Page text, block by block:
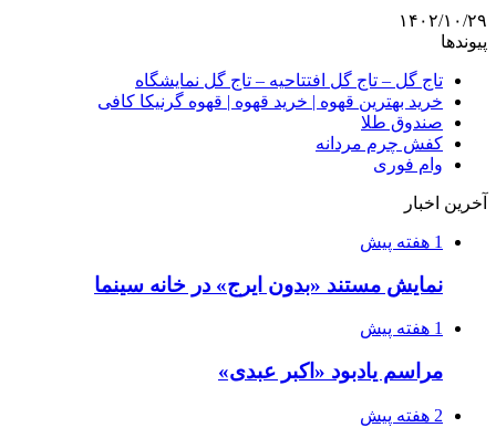
۱۴۰۲/۱۰/۲۹
پیوندها
تاج گل – تاج گل افتتاحیه – تاج گل نمایشگاه
خرید بهترین قهوه | خرید قهوه | قهوه گرنیکا کافی
صندوق طلا
کفش چرم مردانه
وام فوری
آخرین اخبار
1 هفته پیش
نمایش مستند «بدون ایرج» در خانه سینما
1 هفته پیش
مراسم یادبود «اکبر عبدی»
2 هفته پیش